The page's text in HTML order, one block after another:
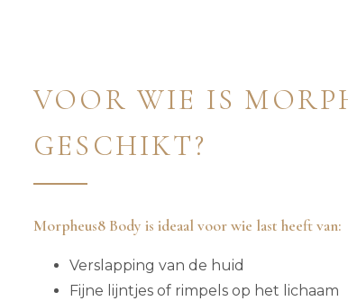
VOOR WIE IS
GESCHIKT?
Morpheus8 Body is ideaal voor wie last heeft van:
Verslapping van de huid
Fijne lijntjes of rimpels op het lichaam